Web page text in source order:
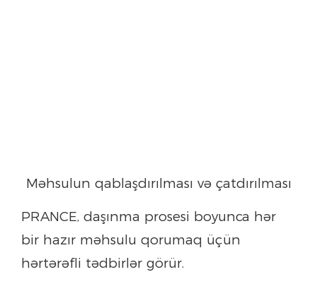
Məhsulun qablaşdırılması və çatdırılması
PRANCE, daşınma prosesi boyunca hər
bir hazır məhsulu qorumaq üçün
hərtərəfli tədbirlər görür.